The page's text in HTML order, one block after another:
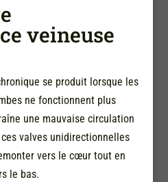
veineuse
se produit lorsque les
ne fonctionnent plus
une mauvaise circulation
valves unidirectionnelles
vers le cœur tout en
le bas.